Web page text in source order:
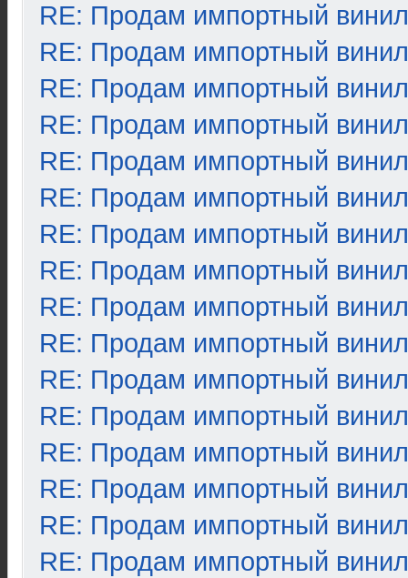
RE: Продам импортный винил
RE: Продам импортный винил
RE: Продам импортный винил
RE: Продам импортный винил
RE: Продам импортный винил
RE: Продам импортный винил
RE: Продам импортный винил
RE: Продам импортный винил
RE: Продам импортный винил
RE: Продам импортный винил
RE: Продам импортный винил
RE: Продам импортный винил
RE: Продам импортный винил
RE: Продам импортный винил
RE: Продам импортный винил
RE: Продам импортный винил